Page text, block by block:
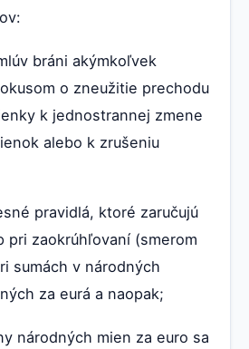
bráni akýmkoľvek
o zneužitie prechodu
k jednostrannej zmene
alebo k zrušeniu
pravidlá, ktoré zaručujú
pri zaokrúhľovaní (smerom
sumách v národných
za eurá a naopak;
národných mien za euro sa